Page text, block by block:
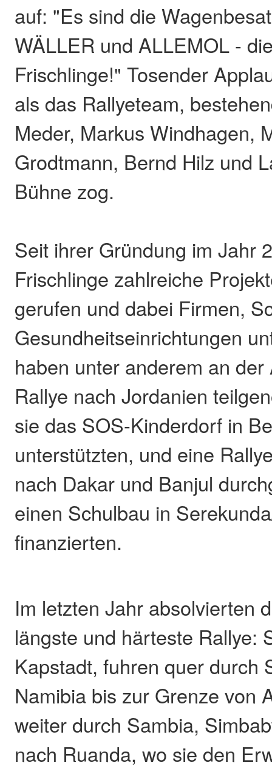
auf: "Es sind die
WÄLLER und ALLEMOL -
Frischlinge!" Tosender
als das Rallyeteam,
Meder, Markus Windhagen,
Grodtmann, Bernd Hilz und
Bühne zog.
Seit ihrer Gründung im Jahr
Frischlinge zahlreiche
gerufen und dabei Firmen,
Gesundheitseinrichtungen
haben unter anderem an
Rallye nach Jordanien
sie das SOS-Kinderdorf in
unterstützten, und eine
nach Dakar und Banjul
einen Schulbau in
finanzierten.
Im letzten Jahr absolvierten
längste und härteste Rallye:
Kapstadt, fuhren quer durch
Namibia bis zur Grenze von
weiter durch Sambia,
nach Ruanda, wo sie den